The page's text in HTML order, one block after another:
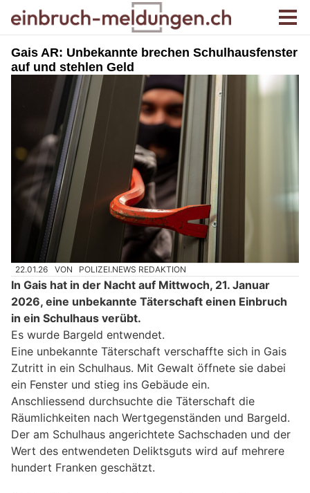
Gais AR: Unbekannte brechen Schulhausfenster
auf und stehlen Geld
22.01.26 VON POLIZEI.NEWS REDAKTION
In Gais hat in der Nacht auf Mittwoch, 21. Januar
2026, eine unbekannte Täterschaft einen Einbruch
in ein Schulhaus verübt.
Es wurde Bargeld entwendet.
Eine unbekannte Täterschaft verschaffte sich in Gais
Zutritt in ein Schulhaus. Mit Gewalt öffnete sie dabei
ein Fenster und stieg ins Gebäude ein.
Anschliessend durchsuchte die Täterschaft die
Räumlichkeiten nach Wertgegenständen und Bargeld.
Der am Schulhaus angerichtete Sachschaden und der
Wert des entwendeten Deliktsguts wird auf mehrere
hundert Franken geschätzt.